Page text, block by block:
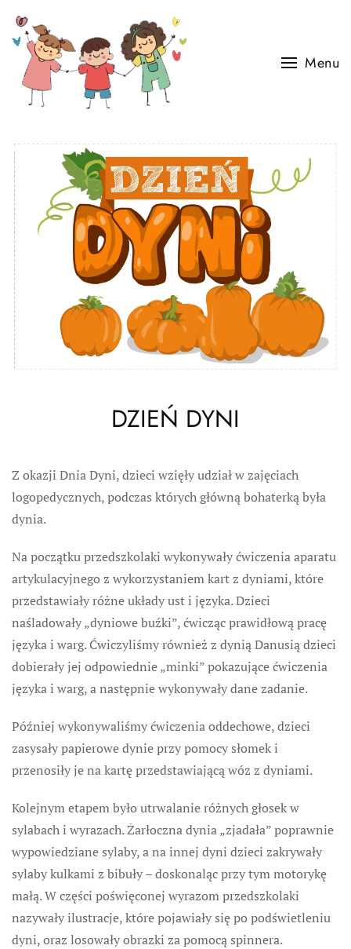
Skip to main content
Menu
DZIEŃ DYNI
Z okazji Dnia Dyni, dzieci wzięły udział w zajęciach
logopedycznych, podczas których główną bohaterką była
dynia.
Na początku przedszkolaki wykonywały ćwiczenia aparatu
artykulacyjnego z wykorzystaniem kart z dyniami, które
przedstawiały różne układy ust i języka. Dzieci
naśladowały „dyniowe buźki”, ćwicząc prawidłową pracę
języka i warg. Ćwiczyliśmy również z dynią Danusią dzieci
dobierały jej odpowiednie „minki” pokazujące ćwiczenia
języka i warg, a następnie wykonywały dane zadanie.
Później wykonywaliśmy ćwiczenia oddechowe, dzieci
zasysały papierowe dynie przy pomocy słomek i
przenosiły je na kartę przedstawiającą wóz z dyniami.
Kolejnym etapem było utrwalanie różnych głosek w
sylabach i wyrazach. Żarłoczna dynia „zjadała” poprawnie
wypowiedziane sylaby, a na innej dyni dzieci zakrywały
sylaby kulkami z bibuły – doskonaląc przy tym motorykę
małą. W części poświęconej wyrazom przedszkolaki
nazywały ilustracje, które pojawiały się po podświetleniu
dyni, oraz losowały obrazki za pomocą spinnera.